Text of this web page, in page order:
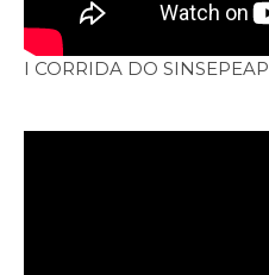
I CORRIDA DO SINSEPEAP